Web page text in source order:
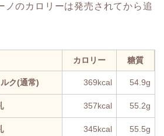
のカロリーは発売されてから追
カロリー 糖質
ク(通常) 369kcal 54.9g
357kcal 55.2g
345kcal 55.5g